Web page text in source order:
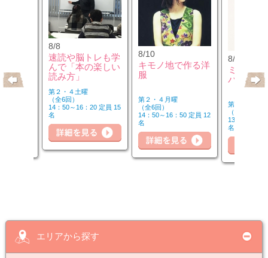
8/8
速読や脳トレも学
んで「本の楽しい
読み方」
第２・４土曜
（全6回）
14：50～16：20 定員 15
名
8/10
キモノ地で作る洋
服
第２・４月曜
（全6回）
14：50～16：50 定員 12
名
8/10
ミュージ
バーを楽
第２・４月曜
（全6回）
13：00～14
名
エリアから探す